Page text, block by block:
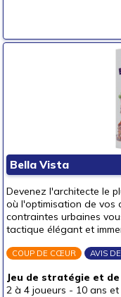
Bella Vista
Devenez l'architecte le
où l'optimisation de vos
contraintes urbaines
tactique élégant et
COUP DE CŒUR AVIS
Jeu de stratégie et
2 à 4 joueurs - 10 ans et